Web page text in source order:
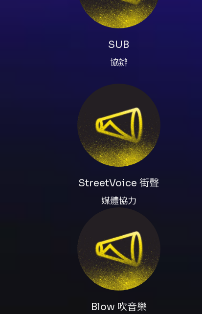
SUB
協辦
StreetVoice 街聲
媒體協力
Blow 吹音樂